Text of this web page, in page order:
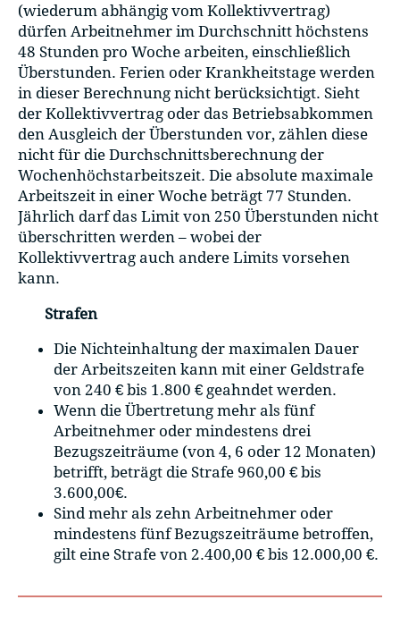
(wiederum abhängig vom Kollektivvertrag)
dürfen Arbeitnehmer im Durchschnitt höchstens
48 Stunden pro Woche arbeiten, einschließlich
Überstunden. Ferien oder Krankheitstage werden
in dieser Berechnung nicht berücksichtigt. Sieht
der Kollektivvertrag oder das Betriebsabkommen
den Ausgleich der Überstunden vor, zählen diese
nicht für die Durchschnittsberechnung der
Wochenhöchstarbeitszeit. Die absolute maximale
Arbeitszeit in einer Woche beträgt 77 Stunden.
Jährlich darf das Limit von 250 Überstunden nicht
überschritten werden – wobei der
Kollektivvertrag auch andere Limits vorsehen
kann.
Strafen
Die Nichteinhaltung der maximalen Dauer
der Arbeitszeiten kann mit einer Geldstrafe
von 240 € bis 1.800 € geahndet werden.
Wenn die Übertretung mehr als fünf
Arbeitnehmer oder mindestens drei
Bezugszeiträume (von 4, 6 oder 12 Monaten)
betrifft, beträgt die Strafe 960,00 € bis
3.600,00€.
Sind mehr als zehn Arbeitnehmer oder
mindestens fünf Bezugszeiträume betroffen,
gilt eine Strafe von 2.400,00 € bis 12.000,00 €.